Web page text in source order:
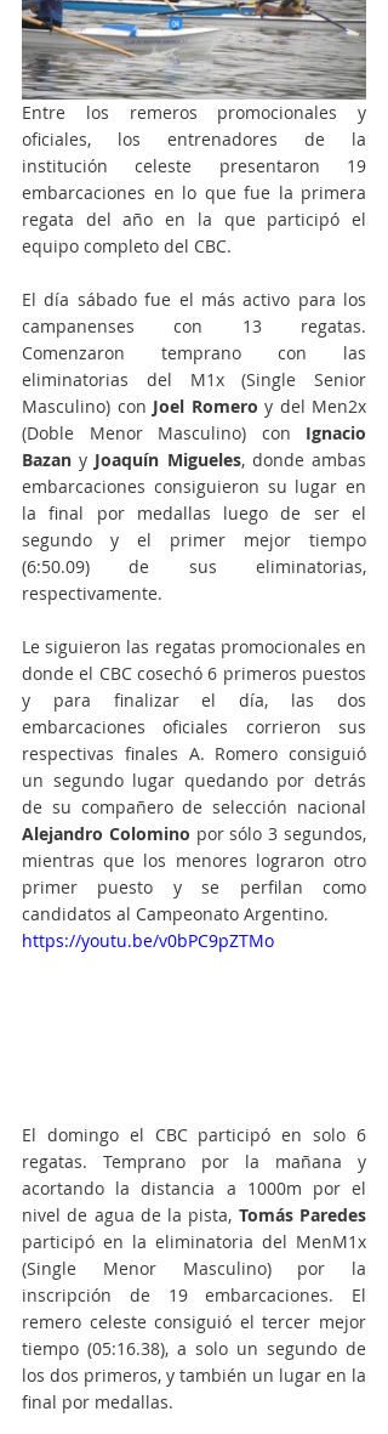
Entre los remeros promocionales y
oficiales, los entrenadores de la
institución celeste presentaron 19
embarcaciones en lo que fue la primera
regata del año en la que participó el
equipo completo del CBC.
El día sábado fue el más activo para los
campanenses con 13 regatas.
Comenzaron temprano con las
eliminatorias del M1x (Single Senior
Masculino) con Joel Romero y del Men2x
(Doble Menor Masculino) con Ignacio
Bazan y Joaquín Migueles, donde ambas
embarcaciones consiguieron su lugar en
la final por medallas luego de ser el
segundo y el primer mejor tiempo
(6:50.09) de sus eliminatorias,
respectivamente.
Le siguieron las regatas promocionales en
donde el CBC cosechó 6 primeros puestos
y para finalizar el día, las dos
embarcaciones oficiales corrieron sus
respectivas finales A. Romero consiguió
un segundo lugar quedando por detrás
Alejandro Colomino por sólo 3 segundos,
mientras que los menores lograron otro
primer puesto y se perfilan como
candidatos al Campeonato Argentino.
https://youtu.be/v0bPC9pZTMo
El domingo el CBC participó en solo 6
regatas. Temprano por la mañana y
acortando la distancia a 1000m por el
nivel de agua de la pista, Tomás Paredes
participó en la eliminatoria del MenM1x
(Single Menor Masculino) por la
inscripción de 19 embarcaciones. El
remero celeste consiguió el tercer mejor
tiempo (05:16.38), a solo un segundo de
los dos primeros, y también un lugar en la
final por medallas.